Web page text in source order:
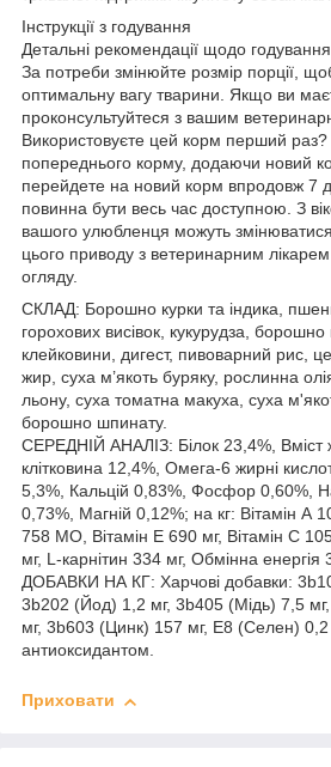
Інструкції з годування
Детальні рекомендації щодо годування
За потреби змінюйте розмір порції,
оптимальну вагу тварини. Якщо ви
проконсультуйтеся з вашим
Використовуєте цей корм перший раз?
попереднього корму, додаючи новий
перейдете на новий корм впродовж 7
повинна бути весь час доступною. З
вашого улюбленця можуть
цього приводу з ветеринарним
огляду.
СКЛАД: Борошно курки та індика,
горохових висівок, кукурудза, борошно
клейковини, дигест, пивоварний рис,
жир, суха м’якоть буряку, рослинна
льону, суха томатна макуха, суха
борошно шпинату.
СЕРЕДНІЙ АНАЛІЗ: Білок 23,4%,
клітковина 12,4%, Омега-6 жирні
5,3%, Кальцій 0,83%, Фосфор 0,60%,
0,73%, Магній 0,12%; на кг: Вітамін А
758 МO, Вітамін E 690 мг, Вітамін C
мг, L-карнітин 334 мг, Обмінна енергія
ДОБАВКИ НА КГ: Харчові добавки:
3b202 (Йод) 1,2 мг, 3b405 (Мідь) 7,5
мг, 3b603 (Цинк) 157 мг, E8 (Селен)
антиоксидантом.
Приховати